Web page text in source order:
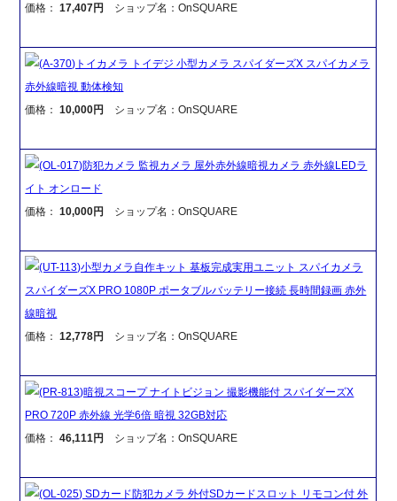
価格：17,407円 ショップ名：OnSQUARE
(A-370)トイカメラ トイデジ 小型カメラ スパイダーズX スパイカメラ
赤外線暗視 動体検知
価格：10,000円 ショップ名：OnSQUARE
(OL-017)防犯カメラ 監視カメラ 屋外赤外線暗視カメラ 赤外線LEDラ
イト オンロード
価格：10,000円 ショップ名：OnSQUARE
(UT-113)小型カメラ自作キット 基板完成実用ユニット スパイカメラ
スパイダーズX PRO 1080P ポータブルバッテリー接続 長時間録画 赤外
線暗視
価格：12,778円 ショップ名：OnSQUARE
(PR-813)暗視スコープ ナイトビジョン 撮影機能付 スパイダーズX
PRO 720P 赤外線 光学6倍 暗視 32GB対応
価格：46,111円 ショップ名：OnSQUARE
(OL-025) SDカード防犯カメラ 外付SDカードスロット リモコン付 外